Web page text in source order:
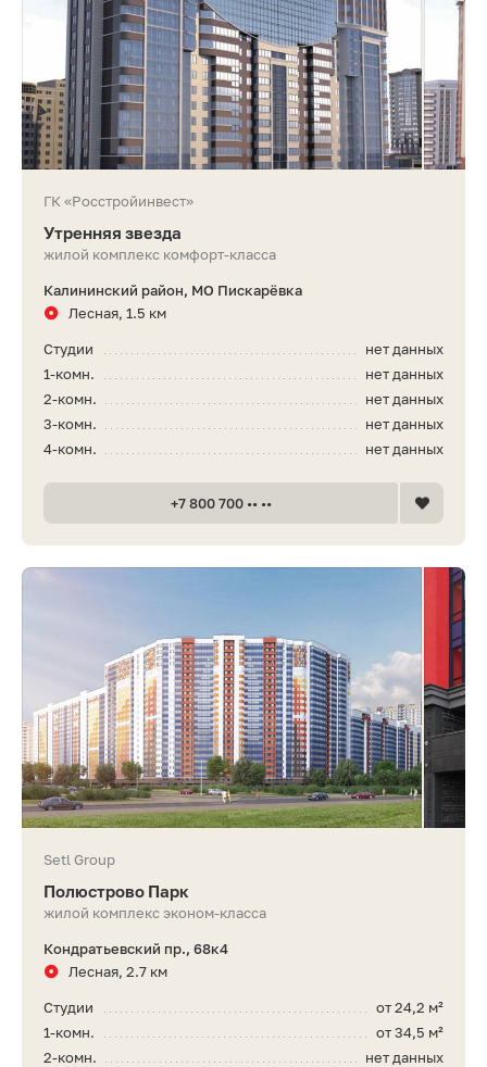
ГК «Росстройинвест»
Утренняя звезда
жилой комплекс комфорт-класса
Калининский район, МО Пискарёвка
Лесная, 1.5 км
нет данных
Студии
нет данных
1-комн.
нет данных
2-комн.
нет данных
3-комн.
нет данных
4-комн.
+7 800 700 •• ••
Setl Group
Полюстрово Парк
жилой комплекс эконом-класса
Кондратьевский пр., 68к4
Лесная, 2.7 км
от 24,2 м²
Студии
от 34,5 м²
1-комн.
нет данных
2-комн.